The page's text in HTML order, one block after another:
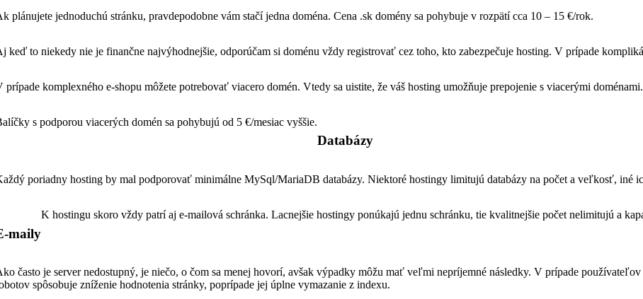
plánujete jednoduchú stránku, pravdepodobne vám stačí jedna doména. Cena .sk domény sa pohybuje v rozpätí cca 10 – 15 €/rok.
keď to niekedy nie je finančne najvýhodnejšie, odporúčam si doménu vždy registrovať cez toho, kto zabezpečuje hosting. V prípade
prípade komplexného e-shopu môžete potrebovať viacero domén. Vtedy sa uistite, že váš hosting umožňuje prepojenie s viacerými doménami.
s podporou viacerých domén sa pohybujú od 5 €/mesiac vyššie.
Databázy
poriadny hosting by mal podporovať minimálne MySql/MariaDB databázy. Niektoré hostingy limitujú databázy na počet a veľkosť, iné
maily
K hostingu skoro vždy patrí aj e-mailová schránka. Lacnejšie hostingy ponúkajú jednu schránku, tie kvalitnejšie počet nelimitujú a
často je server nedostupný, je niečo, o čom sa menej hovorí, avšak výpadky môžu mať veľmi nepríjemné následky. V prípade
spôsobuje zníženie hodnotenia stránky, poprípade jej úplne vymazanie z indexu.